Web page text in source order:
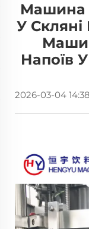
Машина
У
Напоїв
2026-03-04